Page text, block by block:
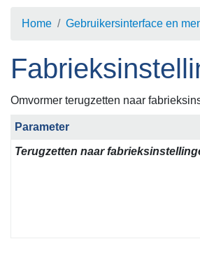
Home Gebruikersinterface en
Omvormer terugzetten naar
Parameter
Terugzetten naar